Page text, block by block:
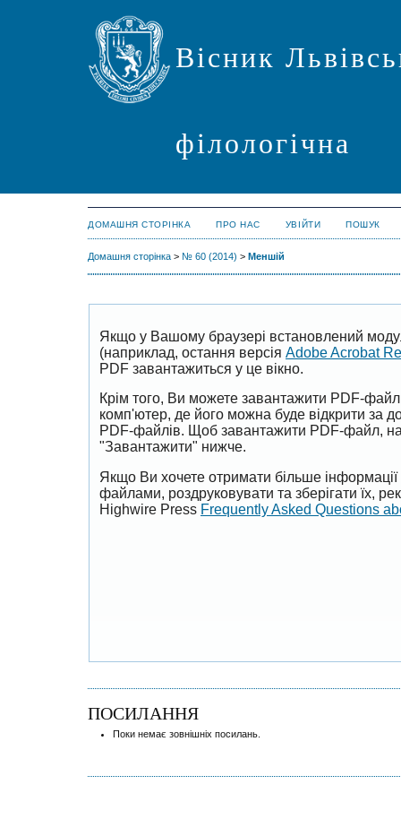
Вісник
філологічна
ДОМАШНЯ СТОРІНКА ПРО НАС УВІЙТИ ПОШУК
Домашня сторінка > № 60 (2014) > Меншій
Якщо у Вашому браузері встановлений
(наприклад, остання версія Adobe Acrobat
PDF завантажиться у це вікно.
Крім того, Ви можете завантажити PDF-
комп'ютер, де його можна буде відкрити за
PDF-файлів. Щоб завантажити PDF-файл,
"Завантажити" нижче.
Якщо Ви хочете отримати більше
файлами, роздруковувати та зберігати їх,
Highwire Press Frequently Asked Questions
ПОСИЛАННЯ
Поки немає зовнішніх посилань.